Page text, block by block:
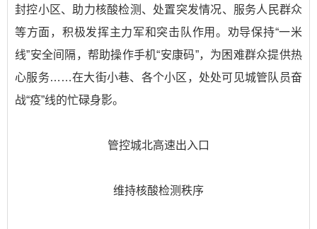
封控小区、助力核酸检测、处置突发情况、服务人民群众
等方面，积极发挥主力军和突击队作用。劝导保持“一米
线”安全间隔，帮助操作手机“安康码”，为困难群众提供热
心服务……在大街小巷、各个小区，处处可见城管队员奋
战“疫”线的忙碌身影。
管控城北高速出入口
维持核酸检测秩序